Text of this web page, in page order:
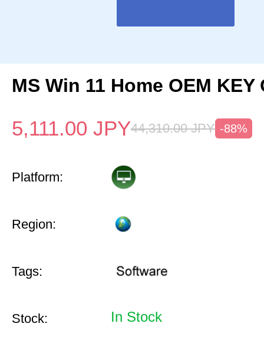
MS Win 11 Home OEM KEY
5,111.00 JPY44,310.00 JPY -88%
Platform:
Region:
Tags:
Stock: In Stock